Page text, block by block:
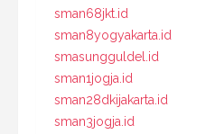
sman68jkt.id
sman8yogyakarta.id
smasungguldel.id
sman1jogja.id
sman28dkijakarta.id
sman3jogja.id